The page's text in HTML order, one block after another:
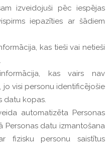
izveidojuši pēc iespējas
iepazīties ar šādiem
kas tieši vai netieši
kas vairs nav
jo visi personu identificējošie
datu kopas.
automatizēta Personas
Personas datu izmantošana
fizisku personu saistītus